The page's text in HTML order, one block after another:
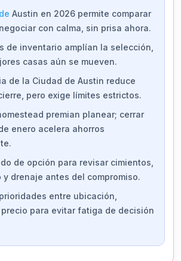
Austin en 2026 permite comparar
con calma, sin prisa ahora.
de inventario amplían la selección,
casas aún se mueven.
de la Ciudad de Austin reduce
pero exige límites estrictos.
premian planear; cerrar
enero acelera ahorros
de opción para revisar cimientos,
y drenaje antes del compromiso.
entre ubicación,
para evitar fatiga de decisión